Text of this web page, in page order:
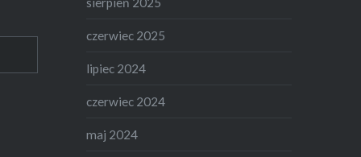
czerwiec 2025
lipiec 2024
czerwiec 2024
maj 2024